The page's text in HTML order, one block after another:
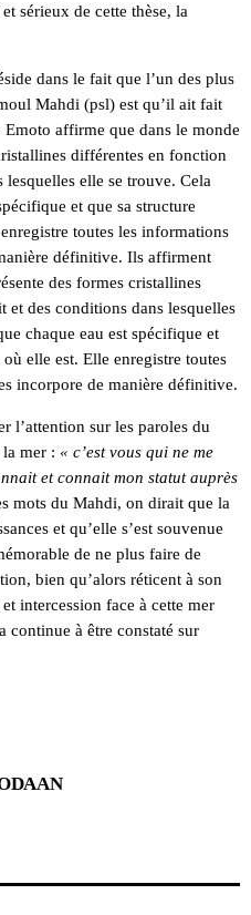
sérieux de cette thèse, la
dans le fait que l’un des plus
Mahdi (psl) est qu’il ait fait
affirme que dans le monde
différentes en fonction
elle se trouve. Cela
et que sa structure
toutes les informations
définitive. Ils affirment
des formes cristallines
et des conditions dans lesquelles
chaque eau est spécifique et
elle est. Elle enregistre toutes
incorpore de manière définitive.
l’attention sur les paroles du
mer : « c’est vous qui ne me
et connait mon statut auprès
mots du Mahdi, on dirait que la
et qu’elle s’est souvenue
de ne plus faire de
bien qu’alors réticent à son
intercession face à cette mer
continue à être constaté sur